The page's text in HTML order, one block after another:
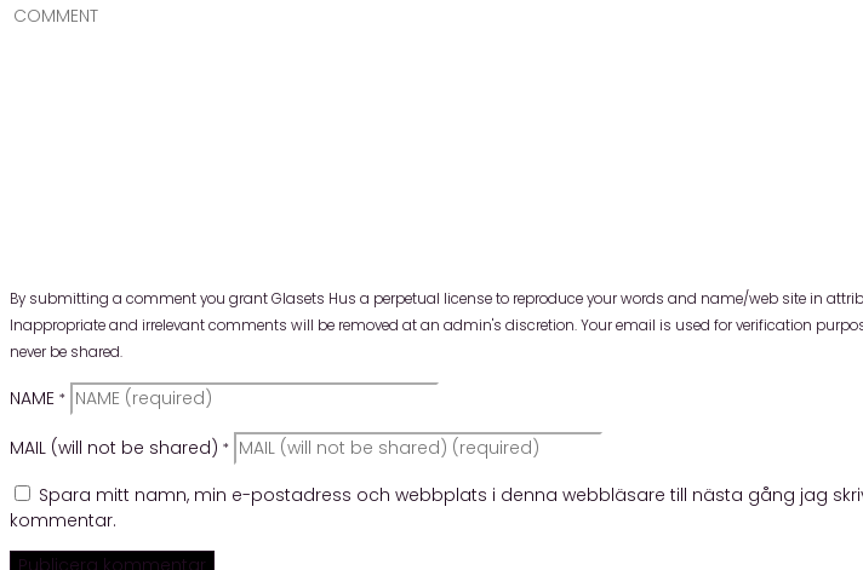
By submitting a comment you grant Glasets Hus a perpetual license to reproduce your words and name/web site in
Inappropriate and irrelevant comments will be removed at an admin's discretion. Your email is used for verification
never be shared.
NAME *
MAIL (will not be shared) *
Spara mitt namn, min e-postadress och webbplats i denna webbläsare till nästa gång jag
kommentar.